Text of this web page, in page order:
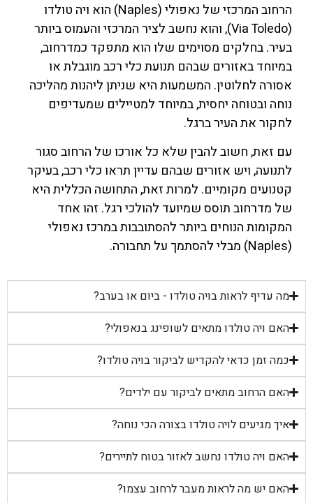
הרחוב המרכזי של נאפולי (Naples) הוא ויה טולדו
(Via Toledo), והוא נחשב לציר המרכזי והעמוס ביותר
בעיר. בחלקים מסוימים שלו הוא מתפקד כמדרחוב,
במיוחד באזורים שבהם תנועת כלי רכב מוגבלת או
אסורה לחלוטין. המשמעות היא שניתן ליהנות מהליכה
נוחה ובטוחה יחסית, במיוחד למטיילים שמעדיפים
לחקור את העיר ברגל.
עם זאת, חשוב להבין שלא כל אורכו של הרחוב סגור
לתנועה, ויש אזורים שבהם עדיין תראו כלי רכב, בעיקר
קטנועים מקומיים. למרות זאת, התחושה הכללית היא
של מדרחוב תוסס שמיועד להולכי רגל. זהו אחד
המקומות הנוחים ביותר להסתובבות במרכז נאפולי
(Naples) מבלי להסתמך על תחבורה.
מה עדיף לראות בויה טולדו - ביום או בערב?
האם ויה טולדו מתאים לשופינג בנאפולי?
כמה זמן כדאי להקדיש לביקור בויה טולדו?
האם הרחוב מתאים לביקור עם ילדים?
איך מגיעים לויה טולדו בצורה הכי נוחה?
האם ויה טולדו נחשב לאזור בטוח לתיירים?
האם יש מה לראות מעבר לרחוב עצמו?